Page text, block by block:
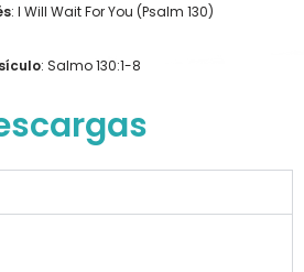
: I Will Wait For You (Psalm 130)
: Salmo 130:1-8